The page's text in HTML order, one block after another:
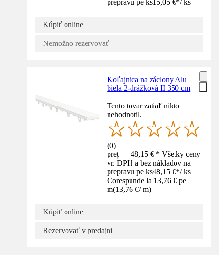
prepravu pe ks15,05 €*/ ks
Kúpiť online
Nemožno rezervovať
Koľajnica na záclony Alu
biela 2-drážková II 350 cm
Tento tovar zatiaľ nikto
nehodnotil.
(0)
preț — 48,15 € * Všetky ceny
vr. DPH a bez nákladov na
prepravu pe ks48,15 €*/ ks
Corespunde la 13,76 € pe
m(13,76 €/ m)
Kúpiť online
Rezervovať v predajni